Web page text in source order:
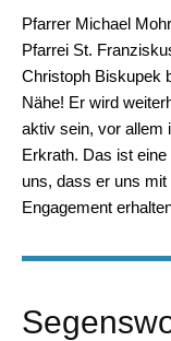
Pfarrer Michael
Pfarrei St.
Christoph Biskupek
Nähe! Er wird
aktiv sein, vor allem
Erkrath. Das ist
uns, dass er uns
Engagement